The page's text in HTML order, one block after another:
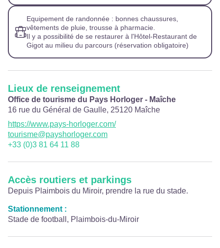
Equipement de randonnée : bonnes chaussures,
vêtements de pluie, trousse à pharmacie.
Il y a possibilité de se restaurer à l'Hôtel-Restaurant de
Gigot au milieu du parcours (réservation obligatoire)
Lieux de renseignement
Office de tourisme du Pays Horloger - Maîche
16 rue du Général de Gaulle, 25120 Maîche
https://www.pays-horloger.com/
tourisme@payshorloger.com
+33 (0)3 81 64 11 88
Accès routiers et parkings
Depuis Plaimbois du Miroir, prendre la rue du stade.
Stationnement :
Stade de football, Plaimbois-du-Miroir